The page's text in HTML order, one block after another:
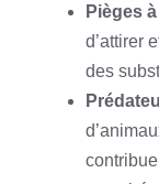
Pièges
d’attirer
des